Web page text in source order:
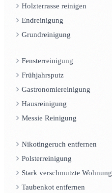
Holzterrasse reinigen
Endreinigung
Grundreinigung
Fensterreinigung
Frühjahrsputz
Gastronomiereinigung
Hausreinigung
Messie Reinigung
Nikotingeruch entfernen
Polsterreinigung
Stark verschmutzte Wohnung
Taubenkot entfernen